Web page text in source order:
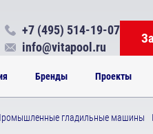
Бренды Проекты
+7 (495) 514-19-07
info@vitapool.ru
гладильные машины